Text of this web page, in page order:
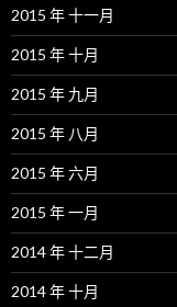
2015 年 十一月
2015 年 十月
2015 年 九月
2015 年 八月
2015 年 六月
2015 年 一月
2014 年 十二月
2014 年 十月